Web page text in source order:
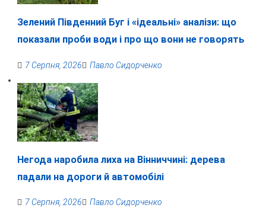
Зелений Південний Буг і «ідеальні» аналізи: що
показали проби води і про що вони не говорять
7 Серпня, 2026 Павло Сидорченко
Негода наробила лиха на Вінниччині: дерева
падали на дороги й автомобілі
7 Серпня, 2026 Павло Сидорченко